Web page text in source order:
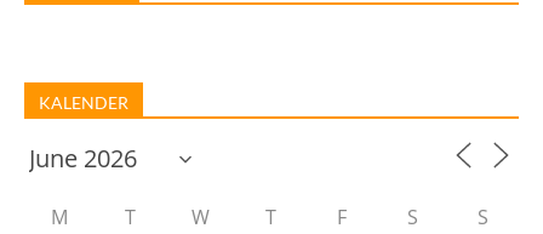
KALENDER
M T W T F S S